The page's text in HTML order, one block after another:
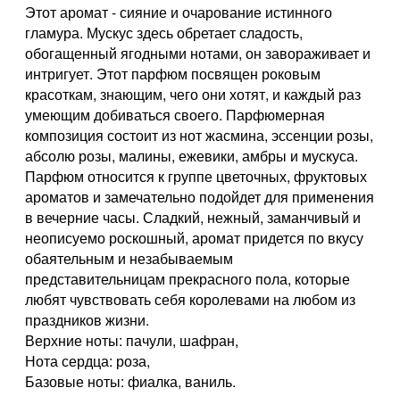
Этот аромат - сияние и очарование истинного
гламура. Мускус здесь обретает сладость,
обогащенный ягодными нотами, он завораживает и
интригует. Этот парфюм посвящен роковым
красоткам, знающим, чего они хотят, и каждый раз
умеющим добиваться своего. Парфюмерная
композиция состоит из нот жасмина, эссенции розы,
абсолю розы, малины, ежевики, амбры и мускуса.
Парфюм относится к группе цветочных, фруктовых
ароматов и замечательно подойдет для применения
в вечерние часы. Сладкий, нежный, заманчивый и
неописуемо роскошный, аромат придется по вкусу
обаятельным и незабываемым
представительницам прекрасного пола, которые
любят чувствовать себя королевами на любом из
праздников жизни.
Верхние ноты: пачули, шафран,
Нота сердца: роза,
Базовые ноты: фиалка, ваниль.